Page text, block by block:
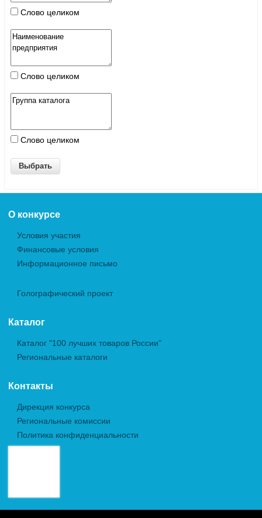
Слово целиком
Слово целиком
Слово целиком
О конкурсе
Условия участия
Финансовые условия
Информационное письмо
Голографический проект
Каталог
Каталог "100 лучших товаров России"
Региональные каталоги
Контакты
Дирекция конкурса
Региональные комиссии
Политика конфиденциальности